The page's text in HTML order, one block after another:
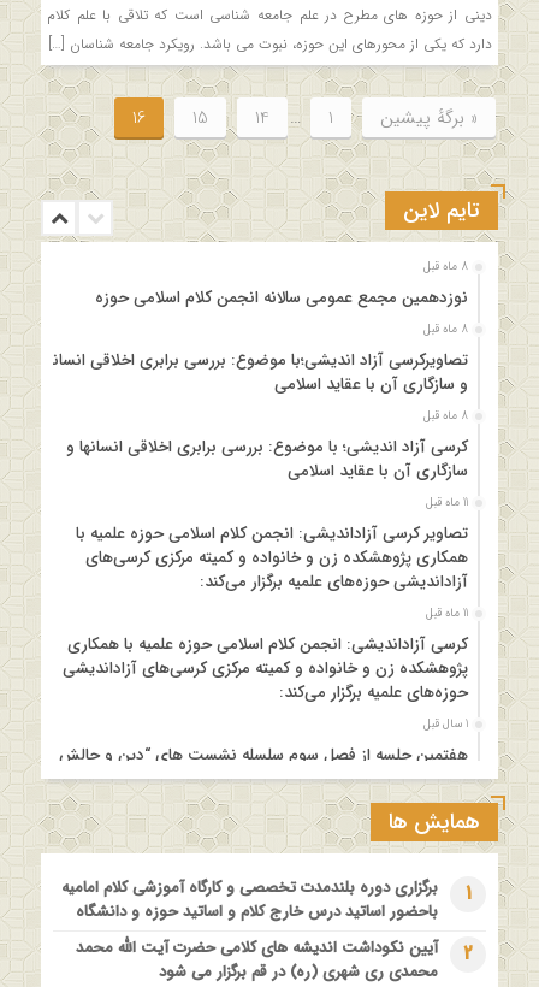
دینی از حوزه های مطرح در علم جامعه شناسی است که تلاقی با علم کلام
دارد که یکی از محورهای این حوزه، نبوت می باشد. رویکرد جامعه شناسان […]
« برگه‌ٔ پیشین 1
…
14
15
16
تایم لاین
8 ماه قبل
نوزدهمین مجمع عمومی سالانه انجمن کلام اسلامی حوزه
8 ماه قبل
تصاویرکرسی آزاد اندیشی؛با موضوع: بررسی برابری اخلاقی انسانها
و سازگاری آن با عقاید اسلامی
8 ماه قبل
کرسی آزاد اندیشی؛ با موضوع: بررسی برابری اخلاقی انسانها و
سازگاری آن با عقاید اسلامی
11 ماه قبل
تصاویر کرسی آزاداندیشی: انجمن کلام اسلامی حوزه علمیه با
همکاری پژوهشکده زن و خانواده و کمیته مرکزی کرسی‌های
آزاداندیشی حوزه‌های علمیه برگزار می‌کند:
11 ماه قبل
کرسی آزاداندیشی: انجمن کلام اسلامی حوزه علمیه با همکاری
پژوهشکده زن و خانواده و کمیته مرکزی کرسی‌های آزاداندیشی
حوزه‌های علمیه برگزار می‌کند:
1 سال قبل
هفتمین جلسه از فصل سوم سلسله نشست های “دین و چالش
های روز” ویژه برنامه “چهارشنبه های اعتقادی” برگزار می شود.
مدرسه بهاره بازخوانی آموزه وحیانی بینونت پیشینه // تقریرها //
1 سال قبل
کارگاه آموزشی کلام تطبیقی بین المذاهب با عنوان “خداشناسی از
دیدگاه امامیه و ماتریدیه”
همایش ها
1
برگزاری دوره بلندمدت تخصصی و کارگاه آموزشی کلام امامیه
باحضور اساتید درس خارج کلام و اساتید حوزه و دانشگاه
2
آیین نکوداشت اندیشه های کلامی حضرت آیت الله محمد
محمدی ری شهری (ره) در قم برگزار می شود